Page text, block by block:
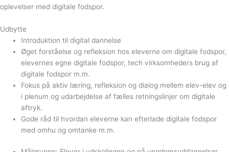
oplevelser med digitale fodspor.
Udbytte
Introduktion til digital dannelse
Øget forståelse og refleksion hos eleverne om digitale fodspor,
elevernes egne digitale fodspor, tech virksomheders brug af
digitale fodspor m.m.
Fokus på aktiv læring, refleksion og dialog mellem elev-elev og
i plenum og udarbejdelse af fælles retningslinjer om digitale
aftryk.
Gode råd til hvordan eleverne kan efterlade digitale fodspor
med omhu og omtanke m.m.